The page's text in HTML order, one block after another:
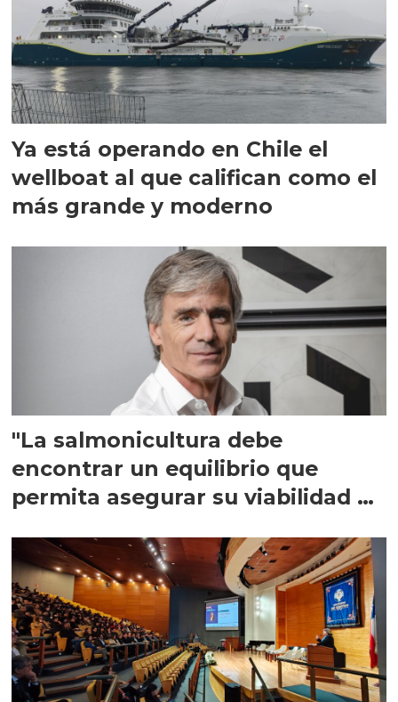
Ya está operando en Chile el
wellboat al que califican como el
más grande y moderno
"La salmonicultura debe
encontrar un equilibrio que
permita asegurar su viabilidad de